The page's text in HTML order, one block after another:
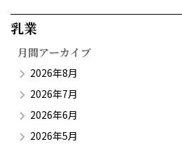
乳業​
月間アーカイブ
2026年8月
2026年7月
2026年6月
2026年5月